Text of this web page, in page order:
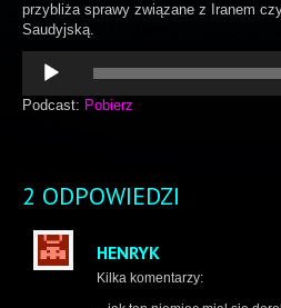
przybliża sprawy związane z Iranem
Saudyjską.
Odtwarzacz
plików
dźwiękowych
Podcast: Pobierz
2 ODPOWIEDZI
HENRYK
Kilka komentarzy: